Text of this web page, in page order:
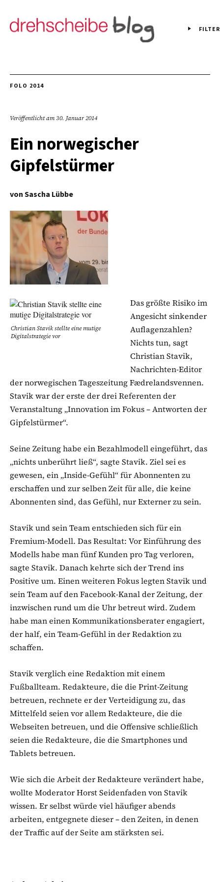
FILTER
FOLO 2014
Veröffentlicht am30. Januar 2014
Ein norwegischer
Gipfelstürmer
vonSascha Lübbe
Christian Stavik stellte eine mutige
Digitalstrategie vor
Das größte Risiko im
Angesicht sinkender
Auflagenzahlen?
Nichts tun, sagt
Christian Stavik,
Nachrichten-Editor
der norwegischen Tageszeitung Fædrelandsvennen.
Stavik war der erste der drei Referenten der
Veranstaltung „Innovation im Fokus – Antworten der
Gipfelstürmer“.
Seine Zeitung habe ein Bezahlmodell eingeführt, das
„nichts unberührt ließ“, sagte Stavik. Ziel sei es
gewesen, ein „Inside-Gefühl“ für Abonnenten zu
erschaffen und zur selben Zeit für alle, die keine
Abonnenten sind, das Gefühl, nur Externer zu sein.
Stavik und sein Team entschieden sich für ein
Fremium-Modell. Das Resultat: Vor Einführung des
Modells habe man fünf Kunden pro Tag verloren,
sagte Stavik. Danach kehrte sich der Trend ins
Positive um. Einen weiteren Fokus legten Stavik und
sein Team auf den Facebook-Kanal der Zeitung, der
inzwischen rund um die Uhr betreut wird. Zudem
habe man einen Kommunikationsberater engagiert,
der half, ein Team-Gefühl in der Redaktion zu
schaffen.
Stavik verglich eine Redaktion mit einem
Fußballteam. Redakteure, die die Print-Zeitung
betreuen, rechnete er der Verteidigung zu, das
Mittelfeld seien vor allem Redakteure, die die
Webseiten betreuen, und die Offensive schließlich
seien die Redakteure, die die Smartphones und
Tablets betreuen.
Wie sich die Arbeit der Redakteure verändert habe,
wollte Moderator Horst Seidenfaden von Stavik
wissen. Er selbst würde viel häufiger abends
arbeiten, entgegnete dieser – den Zeiten, in denen
der Traffic auf der Seite am stärksten sei.